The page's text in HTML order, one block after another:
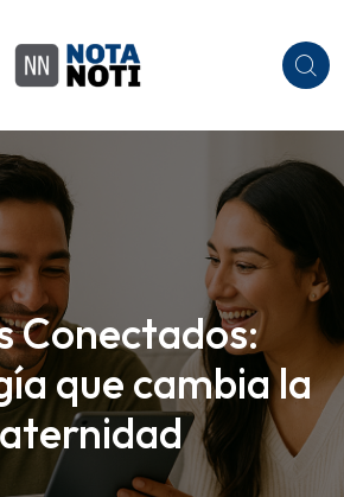
Conectados:
que cambia la